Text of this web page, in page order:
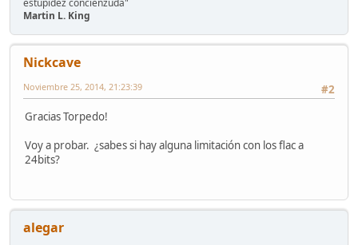
Martin L. King
Nickcave
#2
Noviembre 25, 2014, 21:23:39
Gracias Torpedo!
Voy a probar. ¿sabes si hay alguna limitación con los flac a
24bits?
alegar